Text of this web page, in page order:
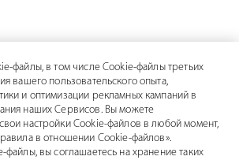
файлы, в том числе Cookie-файлы третьих
вашего пользовательского опыта,
и оптимизации рекламных кампаний в
наших Сервисов. Вы можете
настройки Cookie-файлов в любой момент,
в отношении Cookie-файлов».
вы соглашаетесь на хранение таких